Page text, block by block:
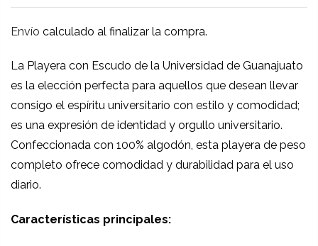
Envío calculado al finalizar la compra.
La Playera con Escudo de la Universidad de Guanajuato
es la elección perfecta para aquellos que desean llevar
consigo el espíritu universitario con estilo y comodidad;
es una expresión de identidad y orgullo universitario.
Confeccionada con 100% algodón, esta playera de peso
completo ofrece comodidad y durabilidad para el uso
diario.
Características principales: